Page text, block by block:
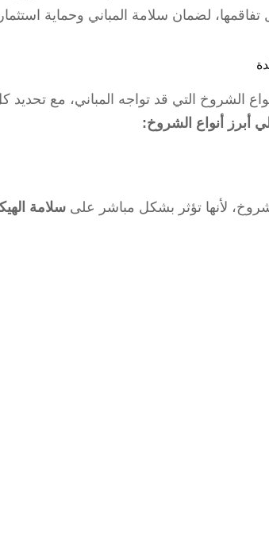
لضمان سلامة المباني وحماية
الشروخ التي قد تواجه المباني، مع تحديد
أبرز أنواع الشروخ:
لأنها تؤثر بشكل مباشر علىسلامة